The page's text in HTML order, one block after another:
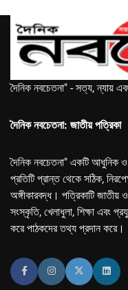
দৈনিক নবচেতনা" - সত্য, ন্যায়
দৈনিক নবচেতনা: জাতীয় পত্রিকা
দৈনিক নবচেতনা" একটি আধুনিক ও
প্রতিটি প্রান্ত থেকে সঠিক,
অঙ্গীকারবদ্ধ। পত্রিকাটি জাতীয়
সংস্কৃতি, খেলাধুলা, শিক্ষা এবং
করে পাঠকদের তথ্য প্রদান করে।